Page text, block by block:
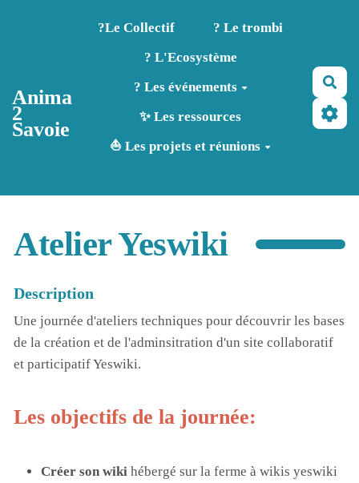
Aller au contenu principal
Anima
2
Savoie
?️Le Collectif
? Le trombi
? L'Ecosystème
? Les événements
✨ Les ressources
⛵ Les projets et réunions
Atelier Yeswiki
Description
Une journée d'ateliers techniques pour découvrir les bases
de la création et de l'adminsitration d'un site collaboratif
et participatif Yeswiki.
Les objectifs de la journée:
Créer son wiki hébergé sur la ferme à wikis yeswiki